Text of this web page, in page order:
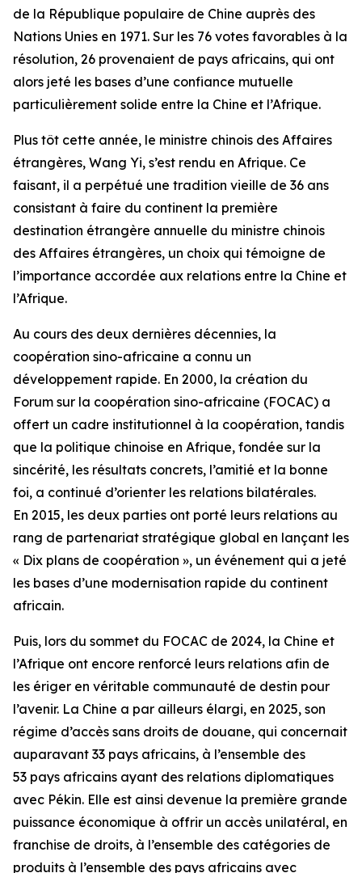
de la République populaire de Chine auprès des
Nations Unies en 1971. Sur les 76 votes favorables à la
résolution, 26 provenaient de pays africains, qui ont
alors jeté les bases d’une confiance mutuelle
particulièrement solide entre la Chine et l’Afrique.
Plus tôt cette année, le ministre chinois des Affaires
étrangères, Wang Yi, s’est rendu en Afrique. Ce
faisant, il a perpétué une tradition vieille de 36 ans
consistant à faire du continent la première
destination étrangère annuelle du ministre chinois
des Affaires étrangères, un choix qui témoigne de
l’importance accordée aux relations entre la Chine et
l’Afrique.
Au cours des deux dernières décennies, la
coopération sino-africaine a connu un
développement rapide. En 2000, la création du
Forum sur la coopération sino-africaine (FOCAC) a
offert un cadre institutionnel à la coopération, tandis
que la politique chinoise en Afrique, fondée sur la
sincérité, les résultats concrets, l’amitié et la bonne
foi, a continué d’orienter les relations bilatérales.
En 2015, les deux parties ont porté leurs relations au
rang de partenariat stratégique global en lançant les
« Dix plans de coopération », un événement qui a jeté
les bases d’une modernisation rapide du continent
africain.
Puis, lors du sommet du FOCAC de 2024, la Chine et
l’Afrique ont encore renforcé leurs relations afin de
les ériger en véritable communauté de destin pour
l’avenir. La Chine a par ailleurs élargi, en 2025, son
régime d’accès sans droits de douane, qui concernait
auparavant 33 pays africains, à l’ensemble des
53 pays africains ayant des relations diplomatiques
avec Pékin. Elle est ainsi devenue la première grande
puissance économique à offrir un accès unilatéral, en
franchise de droits, à l’ensemble des catégories de
produits à l’ensemble des pays africains avec